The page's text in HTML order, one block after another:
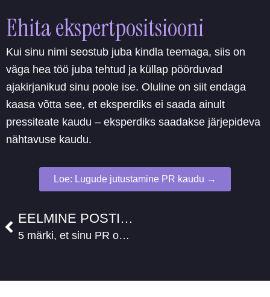
Ehita ekspertpositsiooni
Kui sinu nimi seostub juba kindla teemaga, siis on
väga hea töö juba tehtud ja küllap pöörduvad
ajakirjanikud sinu poole ise. Oluline on siit endaga
kaasa võtta see, et eksperdiks ei saada ainult
pressiteate kaudu – eksperdiks saadakse järjepideva
nähtavuse kaudu.
Loe: Lugude jutustamine PR kaudu →
Prev EELMINE POSTITUS
5 märki, et sinu PR on juhuslik, mitte strateegiline